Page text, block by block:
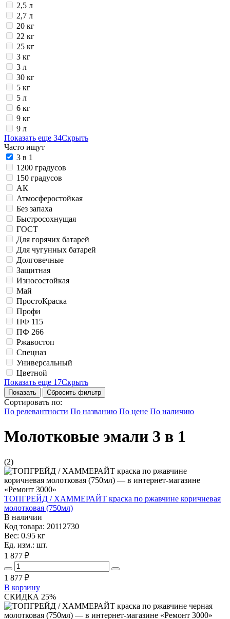
2,5 л
2,7 л
20 кг
22 кг
25 кг
3 кг
3 л
30 кг
5 кг
5 л
6 кг
9 кг
9 л
Показать еще 34Скрыть
Часто ищут
3 в 1
1200 градусов
150 градусов
АК
Атмосферостойкая
Без запаха
Быстросохнущая
ГОСТ
Для горячих батарей
Для чугунных батарей
Долговечные
Защитная
Износостойкая
Май
ПростоКраска
Профи
ПФ 115
ПФ 266
Ржавостоп
Спецназ
Универсальный
Цветной
Показать еще 17Скрыть
Сбросить фильтр
Сортировать по:
По релевантности По названию По цене По наличию
Молотковые эмали 3 в 1
(2)
ТОПГРЕЙД / ХАММЕРАЙТ краска по ржавчине коричневая
молотковая (750мл)
В наличии
Код товара: 20112730
Вес: 0.95 кг
Ед. изм.: шт.
1 877 ₽
1 877 ₽
В корзину
СКИДКА 25%